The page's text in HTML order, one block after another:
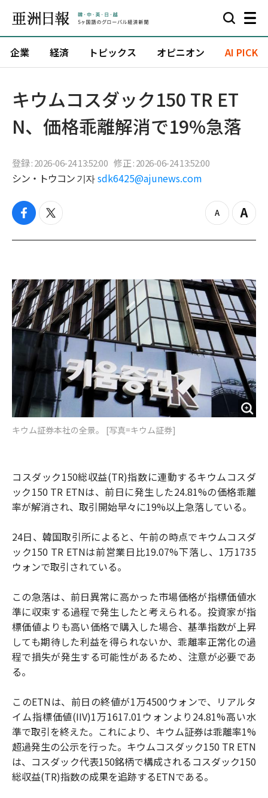
企業 経済 トピックス オピニオン AI PICK
キウムコスダック150 TR ET
N、価格乖離解消で19%急落
登録 : 2026-06-24 13:52:00 修正 : 2026-06-24 13:52:00
シン・トウコン 기자 sdk6425@ajunews.com
f
c
o
k
t
i
r
z
o
t
Z
o
キウム証券本社の全景。 [写真=キウム証券]
コスダック150総収益(TR)指数に連動するキウムコスダ
ック150 TR ETNは、前日に発生した24.81%の価格乖離
率が解消され、取引開始早々に19%以上急落している。
24日、韓国取引所によると、午前の時点でキウムコスダ
ック150 TR ETNは前営業日比19.07%下落し、1万1735
ウォンで取引されている。
この急落は、前日異常に高かった市場価格が指標価値水
準に収束する過程で発生したと考えられる。投資家が指
標価値よりも高い価格で購入した場合、基準指数が上昇
しても期待した利益を得られないか、乖離率正常化の過
程で損失が発生する可能性があるため、注意が必要であ
る。
このETNは、前日の終値が1万4500ウォンで、リアルタ
イム指標価値(IIV)1万1617.01ウォンより24.81%高い水
準で取引を終えた。これにより、キウム証券は乖離率1%
超過発生の公示を行った。キウムコスダック150 TR ETN
は、コスダック代表150銘柄で構成されるコスダック150
総収益(TR)指数の成果を追跡するETNである。